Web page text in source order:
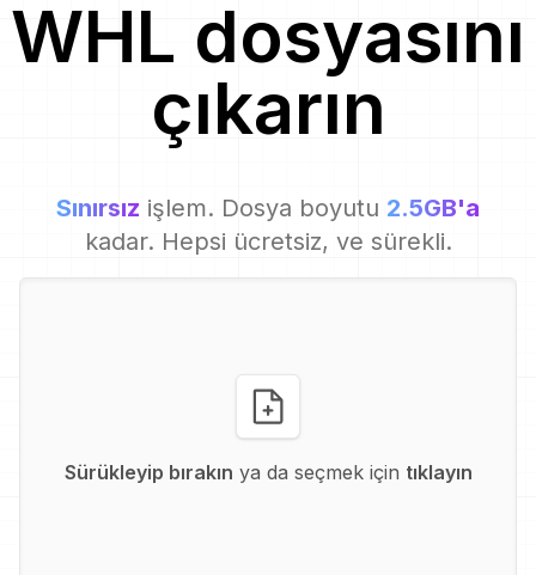
WHL dosyasını
çıkarın
Sınırsız işlem. Dosya boyutu 2.5GB'a
kadar. Hepsi ücretsiz, ve sürekli.
Sürükleyip bırakın ya da seçmek için tıklayın